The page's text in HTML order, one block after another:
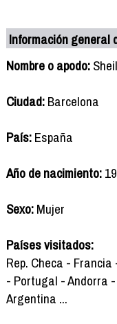
Información general
Nombre o apodo:
Ciudad:Barcelona
País:España
Año de nacimiento:
Sexo:Mujer
Países visitados:
Rep. Checa -
- Portugal - Andorra
Argentina ...